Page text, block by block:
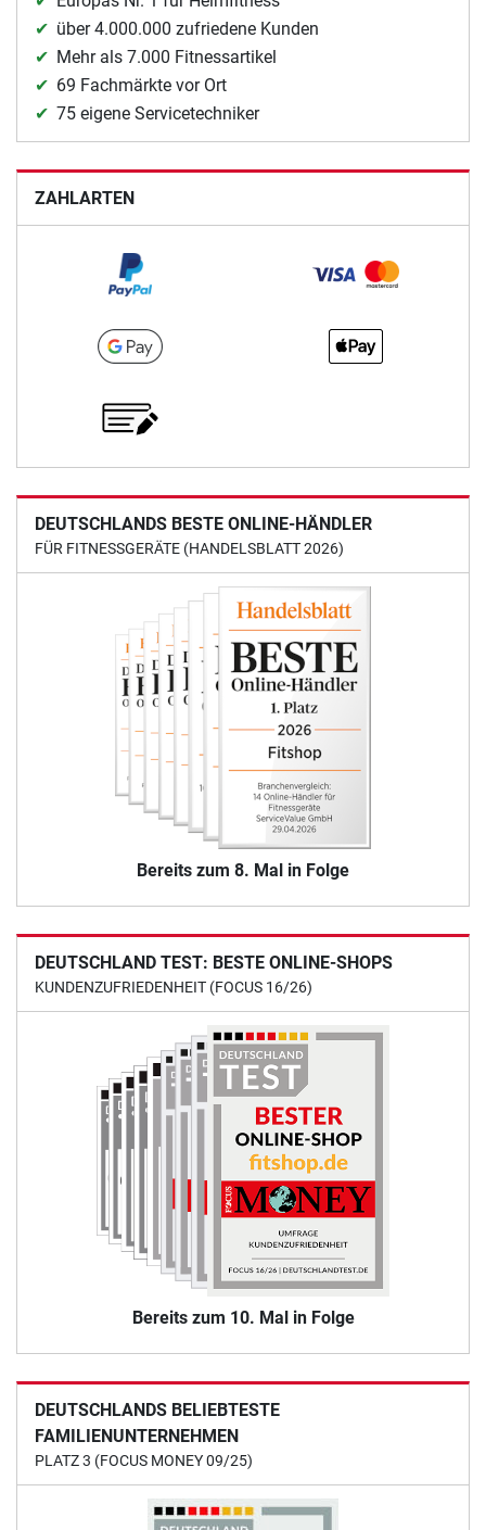
über 4.000.000 zufriedene Kunden
Mehr als 7.000 Fitnessartikel
69 Fachmärkte vor Ort
75 eigene Servicetechniker
ZAHLARTEN
DEUTSCHLANDS BESTE ONLINE-HÄNDLER
FÜR FITNESSGERÄTE (HANDELSBLATT 2026)
Bereits zum 8. Mal in Folge
DEUTSCHLAND TEST: BESTE ONLINE-SHOPS
KUNDENZUFRIEDENHEIT (FOCUS 16/26)
Bereits zum 10. Mal in Folge
DEUTSCHLANDS BELIEBTESTE
FAMILIENUNTERNEHMEN
PLATZ 3 (FOCUS MONEY 09/25)